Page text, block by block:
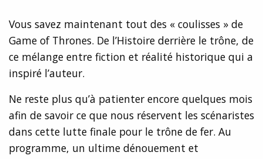
Vous savez maintenant tout des « coulisses » de
Game of Thrones. De l’Histoire derrière le trône, de
ce mélange entre fiction et réalité historique qui a
inspiré l’auteur.
Ne reste plus qu’à patienter encore quelques mois
afin de savoir ce que nous réservent les scénaristes
dans cette lutte finale pour le trône de fer. Au
programme, un ultime dénouement et